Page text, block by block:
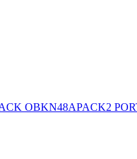
OBKN48APACK2